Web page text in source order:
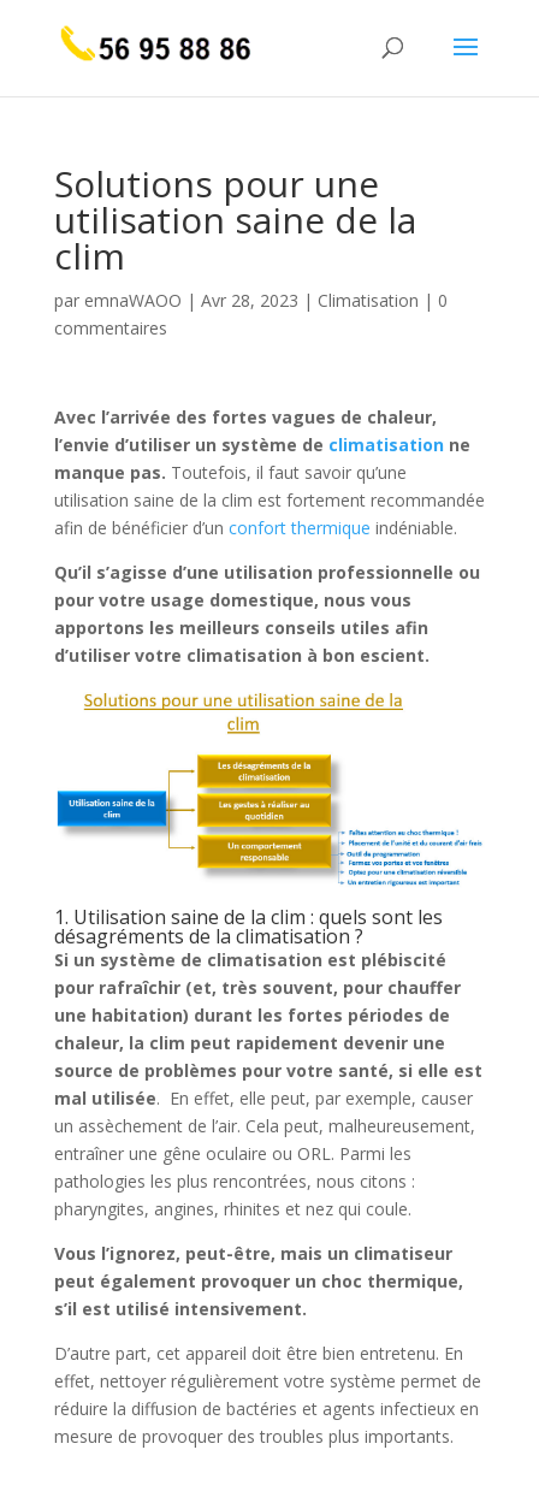
Solutions pour une
utilisation saine de la
clim
par emnaWAOO | Avr 28, 2023 | Climatisation | 0
commentaires
Avec l’arrivée des fortes vagues de chaleur,
l’envie d’utiliser un système de climatisationne
manque pas. Toutefois, il faut savoir qu’une
utilisation saine de la clim est fortement recommandée
afin de bénéficier d’un confort thermique indéniable.
Qu’il s’agisse d’une utilisation professionnelle ou
pour votre usage domestique, nous vous
apportons les meilleurs conseils utiles afin
d’utiliser votre climatisation à bon escient.
1. Utilisation saine de la clim : quels sont les
désagréments de la climatisation ?
Si un système de climatisation est plébiscité
pour rafraîchir (et, très souvent, pour chauffer
une habitation) durant les fortes périodes de
chaleur, la clim peut rapidement devenir une
source de problèmes pour votre santé, si elle est
mal utilisée. En effet, elle peut, par exemple, causer
un assèchement de l’air. Cela peut, malheureusement,
entraîner une gêne oculaire ou ORL. Parmi les
pathologies les plus rencontrées, nous citons :
pharyngites, angines, rhinites et nez qui coule.
Vous l’ignorez, peut-être, mais un climatiseur
peut également provoquer un choc thermique,
s’il est utilisé intensivement.
D’autre part, cet appareil doit être bien entretenu. En
effet, nettoyer régulièrement votre système permet de
réduire la diffusion de bactéries et agents infectieux en
mesure de provoquer des troubles plus importants.